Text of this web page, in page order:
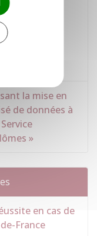
aux
des
diplômes
la mise en
de données à
»
en cas de
France